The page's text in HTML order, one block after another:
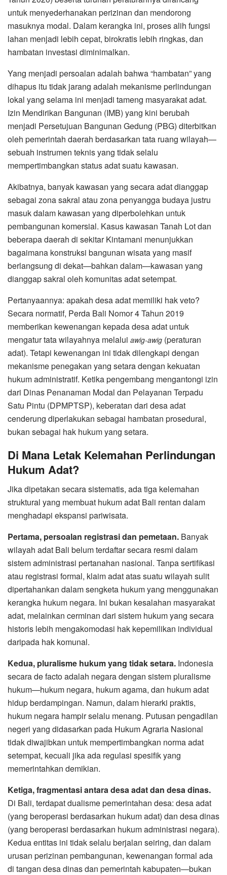
untuk menyederhanakan perizinan dan mendorong
masuknya modal. Dalam kerangka ini, proses alih fungsi
lahan menjadi lebih cepat, birokratis lebih ringkas, dan
hambatan investasi diminimalkan.
Yang menjadi persoalan adalah bahwa “hambatan” yang
dihapus itu tidak jarang adalah mekanisme perlindungan
lokal yang selama ini menjadi tameng masyarakat adat.
Izin Mendirikan Bangunan (IMB) yang kini berubah
menjadi Persetujuan Bangunan Gedung (PBG) diterbitkan
oleh pemerintah daerah berdasarkan tata ruang wilayah—
sebuah instrumen teknis yang tidak selalu
mempertimbangkan status adat suatu kawasan.
Akibatnya, banyak kawasan yang secara adat dianggap
sebagai zona sakral atau zona penyangga budaya justru
masuk dalam kawasan yang diperbolehkan untuk
pembangunan komersial. Kasus kawasan Tanah Lot dan
beberapa daerah di sekitar Kintamani menunjukkan
bagaimana konstruksi bangunan wisata yang masif
berlangsung di dekat—bahkan dalam—kawasan yang
dianggap sakral oleh komunitas adat setempat.
Pertanyaannya: apakah desa adat memiliki hak veto?
Secara normatif, Perda Bali Nomor 4 Tahun 2019
memberikan kewenangan kepada desa adat untuk
mengatur tata wilayahnya melalui awig-awig (peraturan
adat). Tetapi kewenangan ini tidak dilengkapi dengan
mekanisme penegakan yang setara dengan kekuatan
hukum administratif. Ketika pengembang mengantongi izin
dari Dinas Penanaman Modal dan Pelayanan Terpadu
Satu Pintu (DPMPTSP), keberatan dari desa adat
cenderung diperlakukan sebagai hambatan prosedural,
bukan sebagai hak hukum yang setara.
Di Mana Letak Kelemahan Perlindungan
Hukum Adat?
Jika dipetakan secara sistematis, ada tiga kelemahan
struktural yang membuat hukum adat Bali rentan dalam
menghadapi ekspansi pariwisata.
Pertama, persoalan registrasi dan pemetaan. Banyak
wilayah adat Bali belum terdaftar secara resmi dalam
sistem administrasi pertanahan nasional. Tanpa sertifikasi
atau registrasi formal, klaim adat atas suatu wilayah sulit
dipertahankan dalam sengketa hukum yang menggunakan
kerangka hukum negara. Ini bukan kesalahan masyarakat
adat, melainkan cerminan dari sistem hukum yang secara
historis lebih mengakomodasi hak kepemilikan individual
daripada hak komunal.
Kedua, pluralisme hukum yang tidak setara. Indonesia
secara de facto adalah negara dengan sistem pluralisme
hukum—hukum negara, hukum agama, dan hukum adat
hidup berdampingan. Namun, dalam hierarki praktis,
hukum negara hampir selalu menang. Putusan pengadilan
negeri yang didasarkan pada Hukum Agraria Nasional
tidak diwajibkan untuk mempertimbangkan norma adat
setempat, kecuali jika ada regulasi spesifik yang
memerintahkan demikian.
Ketiga, fragmentasi antara desa adat dan desa dinas.
Di Bali, terdapat dualisme pemerintahan desa: desa adat
(yang beroperasi berdasarkan hukum adat) dan desa dinas
(yang beroperasi berdasarkan hukum administrasi negara).
Kedua entitas ini tidak selalu berjalan seiring, dan dalam
urusan perizinan pembangunan, kewenangan formal ada
di tangan desa dinas dan pemerintah kabupaten—bukan